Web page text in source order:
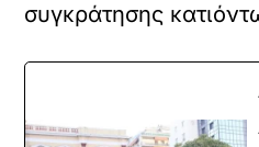
συγκράτησης